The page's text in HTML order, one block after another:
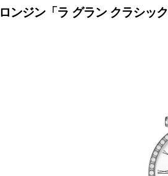
ロンジン「ラ グラン クラシッ